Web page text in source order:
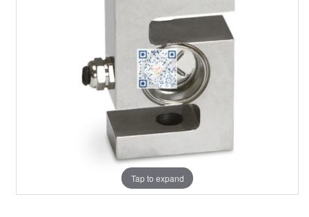
Tap to expand